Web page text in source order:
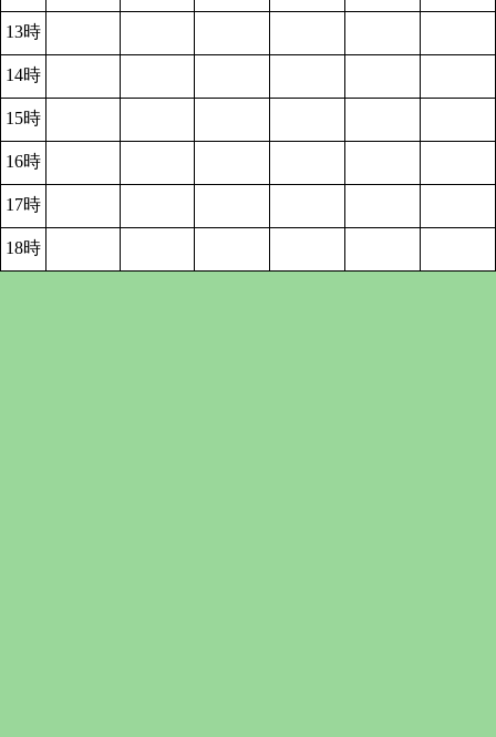
13時
14時
15時
16時
17時
18時